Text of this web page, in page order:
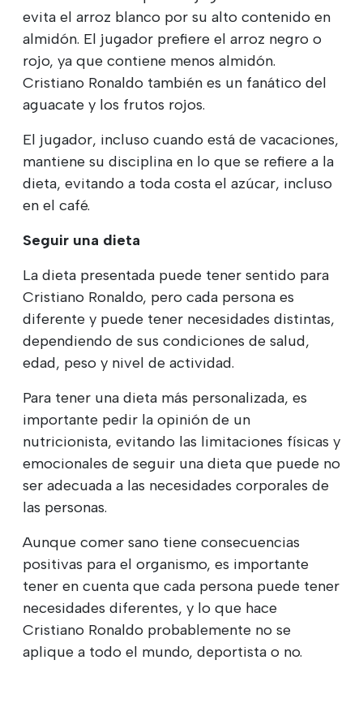
evita el arroz blanco por su alto contenido en
almidón. El jugador prefiere el arroz negro o
rojo, ya que contiene menos almidón.
Cristiano Ronaldo también es un fanático del
aguacate y los frutos rojos.
El jugador, incluso cuando está de vacaciones,
mantiene su disciplina en lo que se refiere a la
dieta, evitando a toda costa el azúcar, incluso
en el café.
Seguir una dieta
La dieta presentada puede tener sentido para
Cristiano Ronaldo, pero cada persona es
diferente y puede tener necesidades distintas,
dependiendo de sus condiciones de salud,
edad, peso y nivel de actividad.
Para tener una dieta más personalizada, es
importante pedir la opinión de un
nutricionista, evitando las limitaciones físicas y
emocionales de seguir una dieta que puede no
ser adecuada a las necesidades corporales de
las personas.
Aunque comer sano tiene consecuencias
positivas para el organismo, es importante
tener en cuenta que cada persona puede tener
necesidades diferentes, y lo que hace
Cristiano Ronaldo probablemente no se
aplique a todo el mundo, deportista o no.